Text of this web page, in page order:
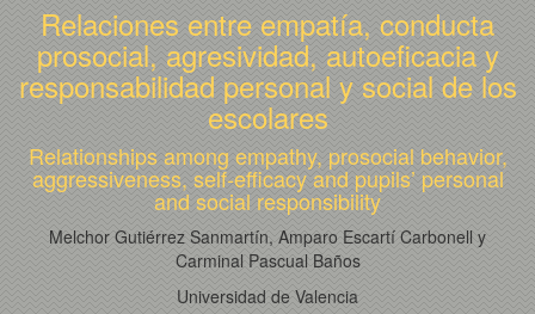
Relaciones entre empatía, conducta
prosocial, agresividad, autoeficacia y
responsabilidad personal y social de los
escolares
Relationships among empathy, prosocial behavior,
aggressiveness, self-efficacy and pupils’ personal
and social responsibility
Melchor Gutiérrez Sanmartín, Amparo Escartí Carbonell y
Carminal Pascual Baños
Universidad de Valencia